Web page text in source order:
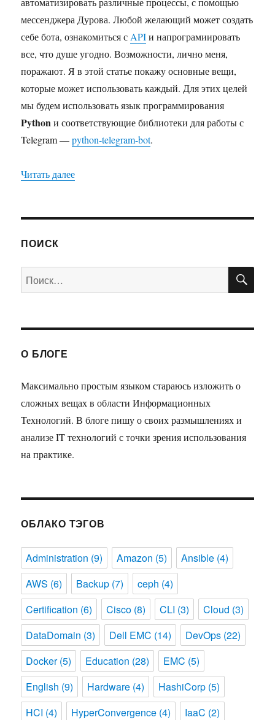
мессенджера Дурова. Любой желающий может создать
себе бота, ознакомиться с APIи напрограмиировать
все, что душе угодно. Возможности, лично меня,
поражают. Я в этой статье покажу основные вещи,
которые может использовать каждый. Для этих целей
мы будем использовать язык программирования
Pythonи соответствующие библиотеки для работы с
Telegram —python-telegram-bot.
Читать далее«Telegram боты и их создание»
ПОИСК
Искать:
О БЛОГЕ
Максимально простым языком стараюсь изложить о
сложных вещах в области Информационных
Технологий. В блоге пишу о своих размышлениях и
анализе IT технологий с точки зрения использования
на практике.
ОБЛАКО ТЭГОВ
Administration (9) Amazon (5) Ansible (4)
AWS (6) Backup (7) ceph (4)
Certification (6) Cisco (8) CLI (3) Cloud (3)
DataDomain (3) Dell EMC (14) DevOps (22)
Docker(5) Education (28) EMC (5)
English (9) Hardware (4) HashiCorp (5)
HCI (4) HyperConvergence (4) IaaC (2)